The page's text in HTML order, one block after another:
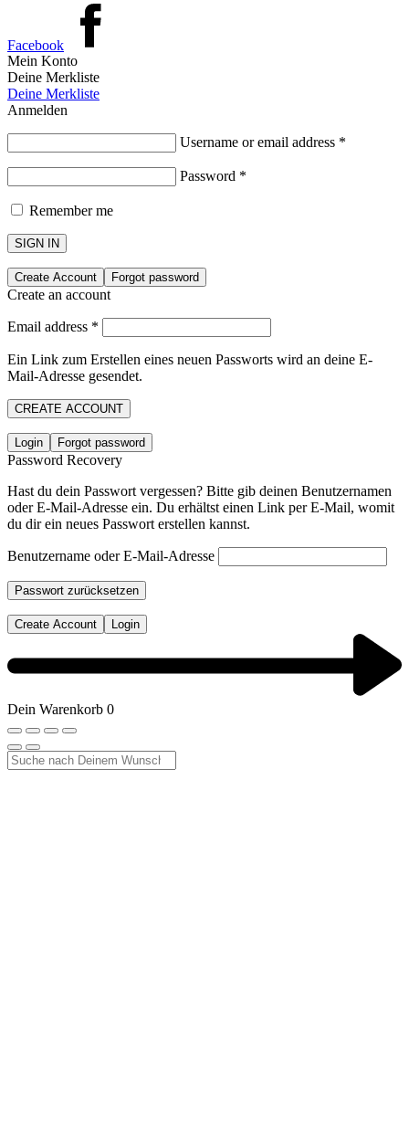
Facebook
Mein Konto
Deine Merkliste
Deine Merkliste
Anmelden
Username or email address *
Password *
Remember me
SIGN IN
Create Account Forgot password
Create an account
Email address *
Ein Link zum Erstellen eines neuen Passworts wird an deine E-
Mail-Adresse gesendet.
CREATE ACCOUNT
Login Forgot password
Password Recovery
Hast du dein Passwort vergessen? Bitte gib deinen Benutzernamen
oder E-Mail-Adresse ein. Du erhältst einen Link per E-Mail, womit
du dir ein neues Passwort erstellen kannst.
Benutzername oder E-Mail-Adresse
Passwort zurücksetzen
Create Account Login
Dein Warenkorb 0